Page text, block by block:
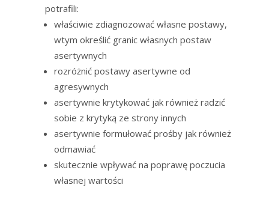
potrafili:
właściwie zdiagnozować własne postawy,
wtym określić granic własnych postaw
asertywnych
rozróżnić postawy asertywne od
agresywnych
asertywnie krytykować jak również radzić
sobie z krytyką ze strony innych
asertywnie formułować prośby jak również
odmawiać
skutecznie wpływać na poprawę poczucia
własnej wartości